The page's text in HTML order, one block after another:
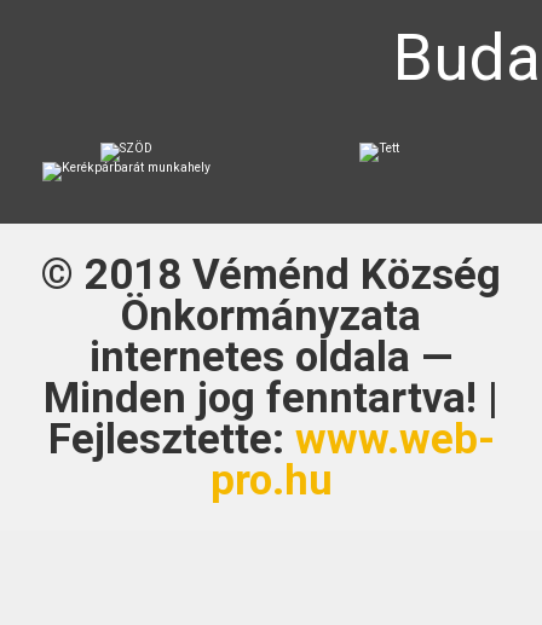
© 2018 Véménd Község
Önkormányzata
internetes oldala —
Minden jog fenntartva! |
Fejlesztette: www.web-
pro.hu